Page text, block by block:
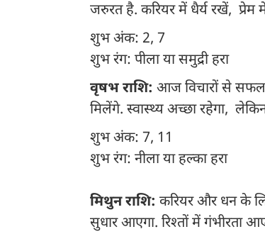
जरुरत है. करियर में धैर्य रखें, प्रेम
शुभ अंक: 2, 7
शुभ रंग: पीला या समुद्री हरा
वृषभ राशि: आज विचारों से
मिलेंगे. स्वास्थ्य अच्छा रहेगा,
शुभ अंक: 7, 11
शुभ रंग: नीला या हल्का हरा
मिथुन राशि: करियर और धन के
सुधार आएगा. रिश्तों में गंभीरता